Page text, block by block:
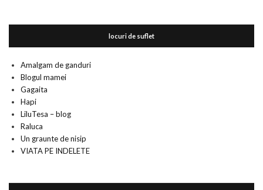
locuri de suflet
Amalgam de ganduri
Blogul mamei
Gagaita
Hapi
LiluTesa – blog
Raluca
Un graunte de nisip
VIATA PE INDELETE